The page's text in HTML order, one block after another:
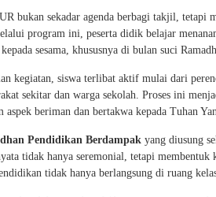
bukan sekadar agenda berbagi takjil, tetapi
program ini, peserta didik belajar
sesama, khususnya di bulan suci
kegiatan, siswa terlibat aktif mulai dari
sekitar dan warga sekolah. Proses ini
aspek beriman dan bertakwa kepada Tuhan
Pendidikan Berdampak yang diusung
tidak hanya seremonial, tetapi
tidak hanya berlangsung di ruang